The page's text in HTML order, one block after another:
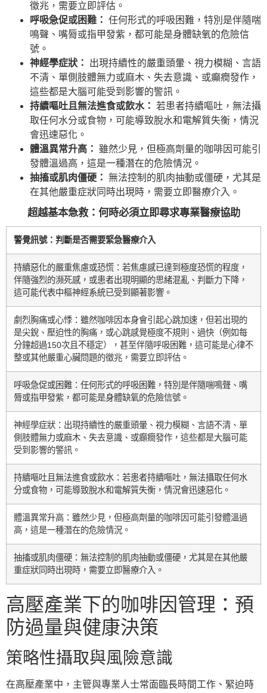
徵兆，需要立即評估。
呼吸急促或困難： 任何形式的呼吸困難，特別是伴隨喘
鳴聲、嘴脣或指甲發紫，都可能是身體缺氧的危險信
號。
神經學症狀：
出現持續性的嚴重頭暈、視力模糊、言語
不清、單側肢體無力或麻木、失去意識、或癲癇發作，
這些都是大腦可能受到影響的警訊。
持續嘔吐且無法進食或飲水： 若患者持續嘔吐，無法攝
取任何水分或食物，可能導致脫水和電解質失衡，情況
會迅速惡化。
體溫異常升高：
雖然少見，但極高劑量的咖啡因可能引
發體溫過高，這是一種潛在的危險情況。
抽搐或肌肉僵硬： 無法控制的肌肉抽動或僵硬，尤其是
在其他嚴重症狀同時出現時，需要立即醫療介入。
超越基本急救：何時必須立即尋求專業醫療協助
警覺訊號：判斷是否需要緊急醫療介入
持續惡化的嚴重焦慮或恐慌：若焦慮感已達到極度恐慌的程度，
伴隨強烈的瀕死感，或患者出現明顯的思緒混亂、判斷力下降，
這可能代表中樞神經系統已受到顯著影響。
劇烈胸痛或心悸：雖然咖啡因本身會引起心跳加速，但若出現的
是尖銳、壓迫性的胸痛，或心跳感覺極度不規則、過快（例如每
分鐘超過150次且不穩定），甚至伴隨呼吸困難，這可能是心律不
整或其他嚴重心臟問題的徵兆，需要立即評估。
呼吸急促或困難：任何形式的呼吸困難，特別是伴隨喘鳴聲、嘴
脣或指甲發紫，都可能是身體缺氧的危險信號。
神經學症狀：出現持續性的嚴重頭暈、視力模糊、言語不清、單
側肢體無力或麻木、失去意識、或癲癇發作，這些都是大腦可能
受到影響的警訊。
持續嘔吐且無法進食或飲水：若患者持續嘔吐，無法攝取任何水
分或食物，可能導致脫水和電解質失衡，情況會迅速惡化。
體溫異常升高：雖然少見，但極高劑量的咖啡因可能引發體溫過
高，這是一種潛在的危險情況。
抽搐或肌肉僵硬：無法控制的肌肉抽動或僵硬，尤其是在其他嚴
重症狀同時出現時，需要立即醫療介入。
高壓產業下的咖啡因管理：預
防過量與健康決策
策略性攝取與風險意識
在高壓產業中，主管與專業人士常面臨長時間工作、緊迫時